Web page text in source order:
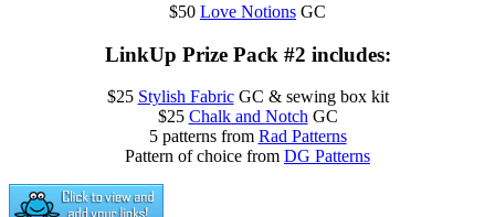
$50 Love Notions GC
LinkUp Prize Pack #2 includes:
$25 Stylish FabricGC & sewing box kit
$25 Chalk and Notch GC
5 patterns from Rad Patterns
Pattern of choice from DG Patterns